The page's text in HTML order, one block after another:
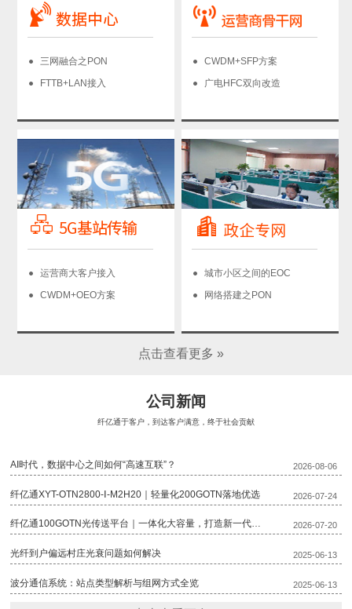
三网融合之PON
FTTB+LAN接入
CWDM+SFP方案
广电HFC双向改造
运营商大客户接入
CWDM+OEO方案
城市小区之间的EOC
网络搭建之PON
点击查看更多 »
公司新闻
纤亿通于客户，到达客户满意，终于社会贡献
AI时代，数据中心之间如何“高速互联”？ 2026-08-06
纤亿通XYT-OTN2800-Ⅰ-M2H20｜轻量化200GOTN落地优选 2026-07-24
纤亿通100GOTN光传送平台｜一体化大容量，打造新一代骨干传输底座 2026-07-20
光纤到户偏远村庄光衰问题如何解决 2025-06-13
波分通信系统：站点类型解析与组网方式全览 2025-06-13